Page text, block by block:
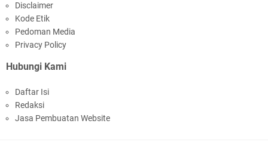
Asmar: Kunci Perkuat Ketahanan Pangan
Daerah Kepulauan
HUT IBI Ke-75, Bupati Asmar: Bidan Garda
Disclaimer
Kode Etik
Pedoman Media
Privacy Policy
Hubungi Kami
Daftar Isi
Redaksi
Jasa Pembuatan Website